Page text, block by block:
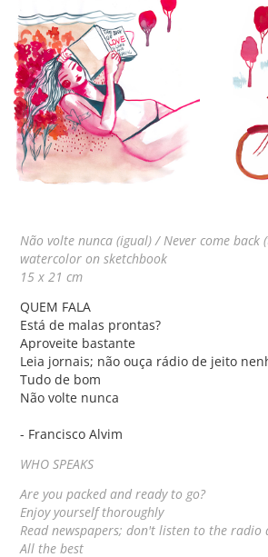
Não volte nunca (igual) / Never come back
watercolor on sketchbook
15 x 21 cm
QUEM FALA
Está de malas prontas?
Aproveite bastante
Leia jornais; não ouça rádio de jeito
Tudo de bom
Não volte nunca
- Francisco Alvim
WHO SPEAKS
Are you packed and ready to go?
Enjoy yourself thoroughly
Read newspapers; don't listen to the radio
All the best